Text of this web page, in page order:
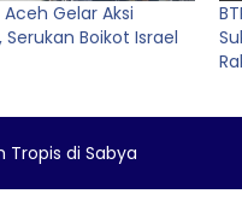
Gelar Aksi
Serukan Boikot Israel
Tropis di Sabya